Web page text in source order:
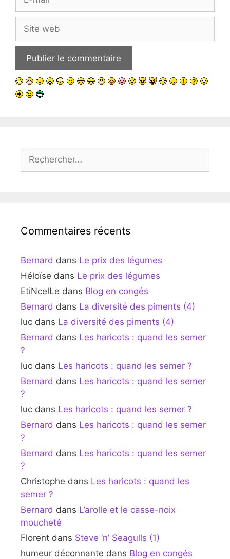
mail
web
Commentaires récents
Bernard dans Le prix des légumes
Héloïse dans Le prix des légumes
EtiNcelLe dans Blog en congés
Bernard dans La diversité des piments (4)
luc dans La diversité des piments (4)
Bernard dans Les haricots : quand les semer
?
luc dans Les haricots : quand les semer ?
Bernard dans Les haricots : quand les semer
?
luc dans Les haricots : quand les semer ?
Bernard dans Les haricots : quand les semer
?
Bernard dans Les haricots : quand les semer
?
Christophe dans Les haricots : quand les
semer ?
Bernard dans L’arolle et le casse-noix
moucheté
Florent dans Steve ‘n’ Seagulls (1)
humeur déconnante dans Blog en congés